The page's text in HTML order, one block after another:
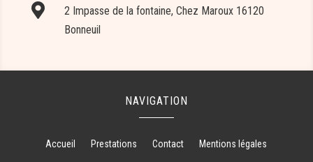

2 Impasse de la fontaine, Chez Maroux 16120
Bonneuil
NAVIGATION
Accueil Prestations Contact Mentions légales